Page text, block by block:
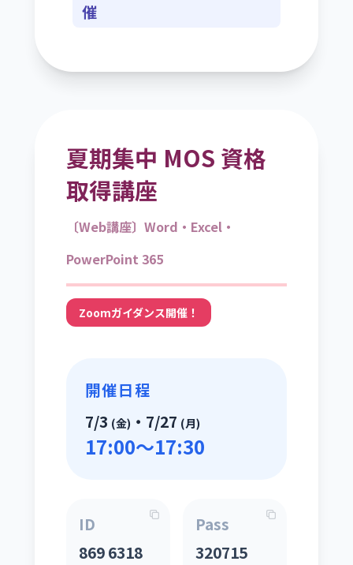
催
夏期集中 MOS 資格
取得講座
〔Web講座〕Word・Excel・
PowerPoint 365
Zoomガイダンス開催！
開催日程
7/3 (金) ・7/27 (月)
17:00～17:30
ID
869 6318
Pass
320715